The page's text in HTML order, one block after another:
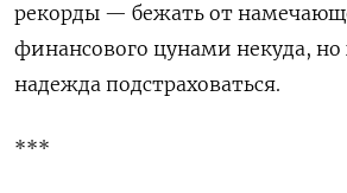
рекорды — бежать от
финансового цунами некуда, но
надежда подстраховаться.
***